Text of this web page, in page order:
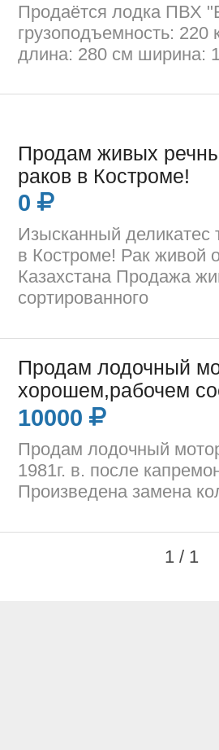
Продаётся лодка ПВХ
грузоподъемность: 220
длина: 280 см ширина:
Продам живых
раков в Костроме!
0
Изысканный деликатес
в Костроме! Рак живой
Казахстана Продажа
сортированного
Продам лодочный
хорошем,рабочем
10000
Продам лодочный
1981г. в. после
Произведена замена
1 / 1